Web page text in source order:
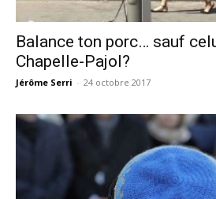
Balance ton porc… sauf
Chapelle-Pajol?
Jérôme Serri - 24 octobre 2017